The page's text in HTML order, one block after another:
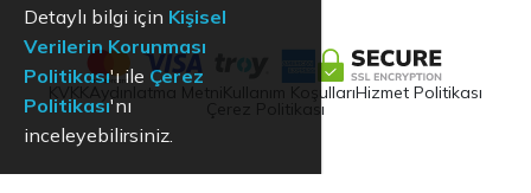
Aydınlatma Metni Kullanım KoşullarıHizmet Politikası
Çerez Politikası
Detaylı bilgi için Kişisel
Verilerin Korunması
Politikası'ı ile Çerez
Politikası'nı
inceleyebilirsiniz.